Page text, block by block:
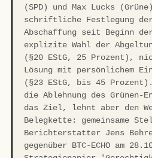
(SPD) und Max Lucks
schriftliche Festlegung
Abschaffung seit Beginn
explizite Wahl der
(§20 EStG, 25 Prozent),
Lösung mit persönlichem
(§23 EStG, bis 45
die Ablehnung des
das Ziel, lehnt aber den
Belegkette: gemeinsame
Berichterstatter Jens
gegenüber BTC-ECHO am